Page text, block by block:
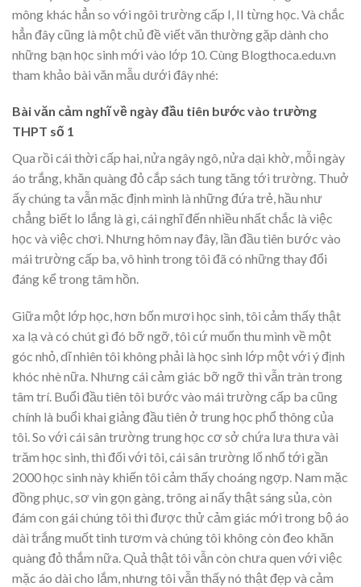
mông khác hẳn so với ngôi trường cấp I, II từng học. Và chắc
hẳn đây cũng là một chủ đề viết văn thường gặp dành cho
những bạn học sinh mới vào lớp 10. Cùng Blogthoca.edu.vn
tham khảo bài văn mẫu dưới đây nhé:
Bài văn cảm nghĩ về ngày đầu tiên bước vào trường
THPT số 1
Qua rồi cái thời cấp hai, nửa ngây ngô, nửa dại khờ, mỗi ngày
áo trắng, khăn quàng đỏ cắp sách tung tăng tới trường. Thuở
ấy chúng ta vẫn mặc định mình là những đứa trẻ, hầu như
chẳng biết lo lắng là gì, cái nghĩ đến nhiều nhất chắc là việc
học và việc chơi. Nhưng hôm nay đây, lần đầu tiên bước vào
mái trường cấp ba, vô hình trong tôi đã có những thay đổi
đáng kể trong tâm hồn.
Giữa một lớp học, hơn bốn mươi học sinh, tôi cảm thấy thật
xa lạ và có chút gì đó bỡ ngỡ, tôi cứ muốn thu mình về một
góc nhỏ, dĩ nhiên tôi không phải là học sinh lớp một với ý định
khóc nhè nữa. Nhưng cái cảm giác bỡ ngỡ thì vẫn tràn trong
tâm trí. Buổi đầu tiên tôi bước vào mái trường cấp ba cũng
chính là buổi khai giảng đầu tiên ở trung học phổ thông của
tôi. So với cái sân trường trung học cơ sở chứa lưa thưa vài
trăm học sinh, thì đối với tôi, cái sân trường lố nhố tới gần
2000 học sinh này khiến tôi cảm thấy choáng ngợp. Nam mặc
đồng phục, sơ vin gọn gàng, trông ai nấy thật sáng sủa, còn
đám con gái chúng tôi thì được thử cảm giác mới trong bộ áo
dài trắng muốt tinh tươm và chúng tôi không còn đeo khăn
quàng đỏ thắm nữa. Quả thật tôi vẫn còn chưa quen với việc
mặc áo dài cho lắm, nhưng tôi vẫn thấy nó thật đẹp và cảm